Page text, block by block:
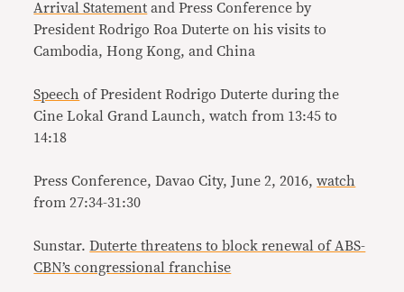
Arrival Statement and Press Conference by
President Rodrigo Roa Duterte on his visits to
Cambodia, Hong Kong, and China
Speech of President Rodrigo Duterte during the
Cine Lokal Grand Launch, watch from 13:45 to
14:18
Press Conference, Davao City, June 2, 2016,watch
from 27:34-31:30
Sunstar.Duterte threatens to block renewal of ABS-
CBN’s congressional franchise